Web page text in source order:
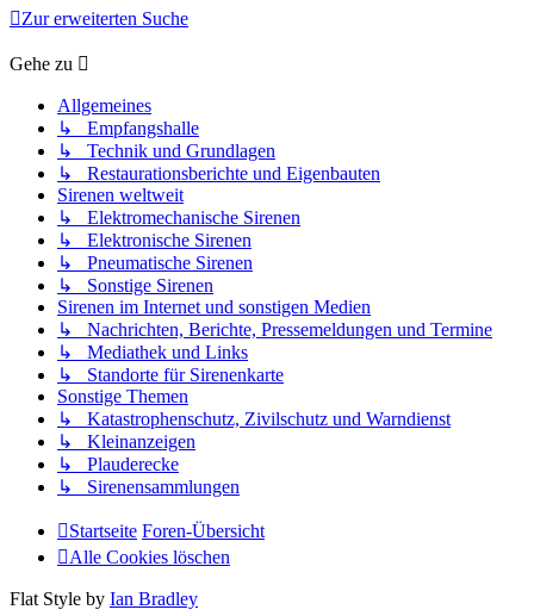
Zur erweiterten Suche
Gehe zu
Allgemeines
↳ Empfangshalle
↳ Technik und Grundlagen
↳ Restaurationsberichte und Eigenbauten
Sirenen weltweit
↳ Elektromechanische Sirenen
↳ Elektronische Sirenen
↳ Pneumatische Sirenen
↳ Sonstige Sirenen
Sirenen im Internet und sonstigen Medien
↳ Nachrichten, Berichte, Pressemeldungen und Termine
↳ Mediathek und Links
↳ Standorte für Sirenenkarte
Sonstige Themen
↳ Katastrophenschutz, Zivilschutz und Warndienst
↳ Kleinanzeigen
↳ Plauderecke
↳ Sirenensammlungen
Startseite Foren-Übersicht
Alle Cookies löschen
Flat Style by Ian Bradley